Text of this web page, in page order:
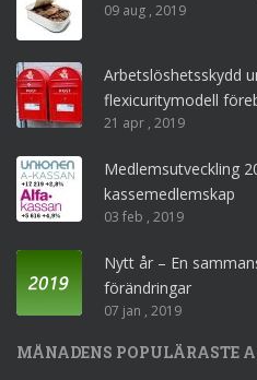
09 aug , 2019
Arbetslöshetsskydd
flexicuritymodell
21 apr , 2019
Medlemsutveckling
kassemedlemskap
03 feb , 2019
Nytt år – En
förändringar
07 jan , 2019
MÅNADENS POPULÄRASTE